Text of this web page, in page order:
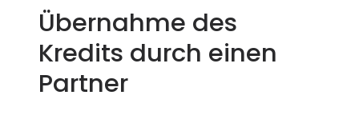
Übernahme des
Kredits durch einen
Partner